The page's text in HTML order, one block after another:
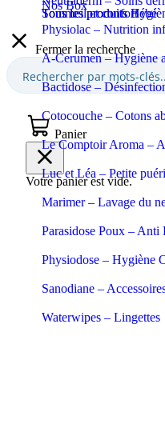
Sommeil et confort
Tous les produits Bébé
Tous les produits
Physiolac – Nutrition
A-Cerumen – Hygiène
Bactidose –
Cotocouche – Cotons
Le Comptoir Aroma –
Luc et Léa – Petite
Marimer – Lavage du
Parasidose Poux – Anti
Physiodose – Hygiène
Sanodiane –
Waterwipes – Lingettes
Nos Box
Fermer la recherche
Panier
Votre panier est vide.